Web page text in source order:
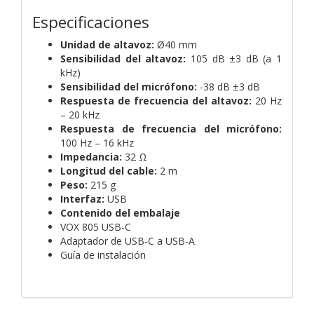
Especificaciones
Unidad de altavoz: Ø40 mm
Sensibilidad del altavoz: 105 dB ±3 dB (a 1
kHz)
Sensibilidad del micrófono: -38 dB ±3 dB
Respuesta de frecuencia del altavoz: 20 Hz
– 20 kHz
Respuesta de frecuencia del micrófono:
100 Hz – 16 kHz
Impedancia: 32 Ω
Longitud del cable: 2 m
Peso: 215 g
Interfaz: USB
Contenido del embalaje
VOX 805 USB-C
Adaptador de USB-C a USB-A
Guía de instalación